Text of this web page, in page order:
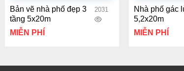
Bản vẽ nhà phố đẹp 3
tầng 5x20m
2031
MIỄN PHÍ
Nhà phố gác
5,2x20m
MIỄN PHÍ